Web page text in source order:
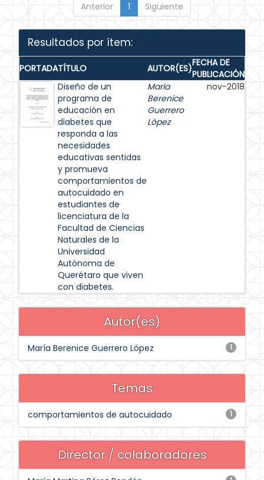
Anterior 1 Siguiente
Resultados por ítem:
PORTADATÍTULO AUTOR(ES)FECHA DE
PUBLICACIÓN
Diseño de un
programa de
educación en
diabetes que
responda a las
necesidades
educativas sentidas
y promueva
comportamientos de
autocuidado en
estudiantes de
licenciatura de la
Facultad de Ciencias
Naturales de la
Universidad
Autónoma de
Querétaro que viven
con diabetes.
María
Berenice
Guerrero
López
nov-2018
Autor(es)
1
María Berenice Guerrero López
Temas
1
comportamientos de autocuidado
Director / colaboradores